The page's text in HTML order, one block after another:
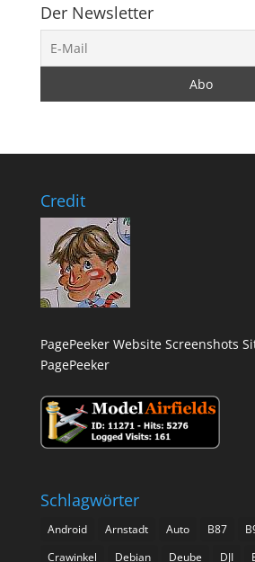
Der Newsletter
Credit
PagePeeker Website Screenshots
PagePeeker
Schlagwörter
Android Arnstadt Auto B87
Crawinkel
Debian Deube DJI